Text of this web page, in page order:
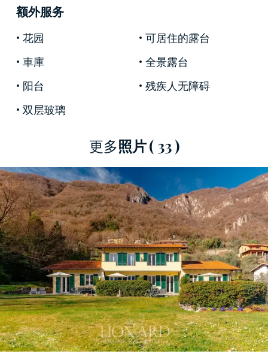
內表面的佈局，等於 235 平方米，是近期設計的
結果，該設計預見到分為四間公寓，分佈在兩
層。作為湖邊住宿的專屬住宅，靠近城市的景
點，它非常受歡迎，因此擁有四間設備齊全的公
寓，配有廚房、臥室和私人浴室。
四個車庫增加了這家酒店提供的舒適性，非常適
小鎮的人，萊科距離酒店僅 13 公里，科莫距離酒
店 30 公里。
额外服务
花园
可居住的露台
車庫
全景露台
阳台
残疾人无障碍
双层玻璃
更多照片( 33 )